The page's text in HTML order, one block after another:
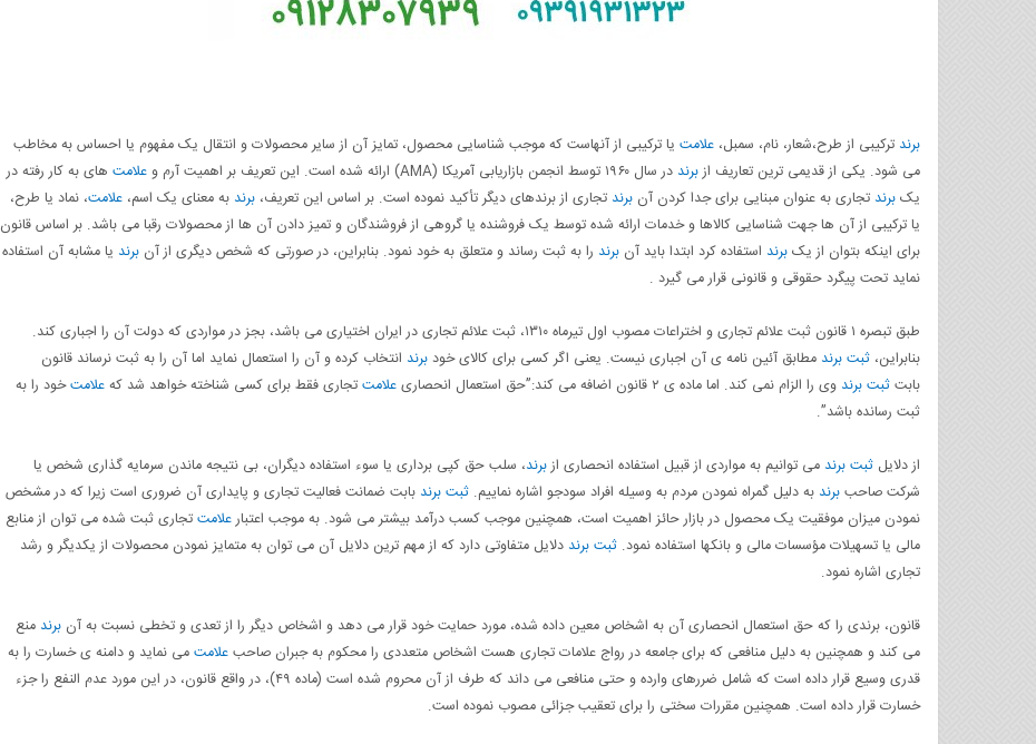
برند ترکیبی از طرح،شعار، نام، سمبل، علامت یا ترکیبی از آنهاست که موجب شناسایی محصول، تمایز آن از سایر محصولات و انتقال یک مفهوم یا احساس به مخاطب
می شود. یکی از قدیمی ترین تعاریف ازبرند در سال ۱۹۶۰ توسط انجمن بازاریابی آمریکا (AMA) ارائه شده است. این تعریف بر اهمیت آرم و علامت های به کار رفته در
یکبرند تجاری به عنوان مبنایی برای جدا کردن آن برند تجاری از برندهای دیگر تأکید نموده است. بر اساس این تعریف، برند به معنای یک اسم، علامت، نماد یا طرح،
یا ترکیبی از آن ها جهت شناسایی کالاها و خدمات ارائه شده توسط یک فروشنده یا گروهی از فروشندگان و تمیز دادن آن ها از محصولات رقبا می باشد. بر اساس قانون
برای اینکه بتوان از یکبرند استفاده کرد ابتدا باید آن برند را به ثبت رساند و متعلق به خود نمود. بنابراین، در صورتی که شخص دیگری از آن برند یا مشابه آن استفاده
نماید تحت پیگرد حقوقی و قانونی قرار می گیرد .
طبق تبصره ۱ قانون ثبت علائم تجاری و اختراعات مصوب اول تیرماه ۱۳۱۰، ثبت علائم تجاری در ایران اختیاری می باشد، بجز در مواردی که دولت آن را اجباری کند.
بنابراین، ثبت برند مطابق آئین نامه ی آن اجباری نیست. یعنی اگر کسی برای کالای خودبرند انتخاب کرده و آن را استعمال نماید اما آن را به ثبت نرساند قانون
بابتثبت برند وی را الزام نمی کند. اما ماده ی ۲ قانون اضافه می کند:”حق استعمال انحصاری علامتتجاری فقط برای کسی شناخته خواهد شد کهعلامتخود را به
ثبت رسانده باشد”.
از دلایل ثبت برند می توانیم به مواردی از قبیل استفاده انحصاری ازبرند، سلب حق کپی برداری یا سوء استفاده دیگران، بی نتیجه ماندن سرمایه گذاری شخص یا
شرکت صاحببرند به دلیل گمراه نمودن مردم به وسیله افراد سودجو اشاره نماییم. ثبت برند بابت ضمانت فعالیت تجاری و پایداری آن ضروری است زیرا که در مشخص
نمودن میزان موفقیت یک محصول در بازار حائز اهمیت است، همچنین موجب کسب درآمد بیشتر می شود. به موجب اعتبارعلامتتجاری ثبت شده می توان از منابع
مالی یا تسهیلات مؤسسات مالی و بانکها استفاده نمود. ثبت برند دلایل متفاوتی دارد که از مهم ترین دلایل آن می توان به متمایز نمودن محصولات از یکدیگر و رشد
تجاری اشاره نمود.
قانون، برندی را که حق استعمال انحصاری آن به اشخاص معین داده شده، مورد حمایت خود قرار می دهد و اشخاص دیگر را از تعدی و تخطی نسبت به آن برند منع
می کند و همچنین به دلیل منافعی که برای جامعه در رواج علامات تجاری هست اشخاص متعددی را محکوم به جبران صاحبعلامتمی نماید و دامنه ی خسارت را به
قدری وسیع قرار داده است که شامل ضررهای وارده و حتی منافعی می داند که طرف از آن محروم شده است (ماده ۴۹)، در واقع قانون، در این مورد عدم النفع را جزء
خسارت قرار داده است. همچنین مقررات سختی را برای تعقیب جزائی مصوب نموده است.